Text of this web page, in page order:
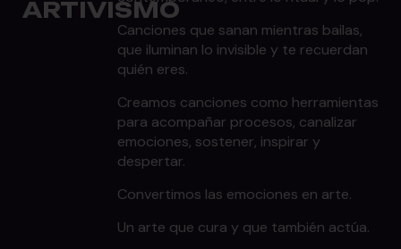
ARTIVISMO
Canciones que sanan mientras bailas,
que iluminan lo invisible y te recuerdan
quién eres.
Creamos canciones como herramientas
para acompañar procesos, canalizar
emociones, sostener, inspirar y
despertar.
Convertimos las emociones en arte.
Un arte que cura y que también actúa.